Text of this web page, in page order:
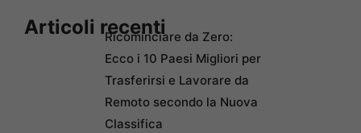
Articoli recentiRicominciare da Zero:
Ecco i 10 Paesi Migliori per
Trasferirsi e Lavorare da
Remoto secondo la Nuova
Classifica